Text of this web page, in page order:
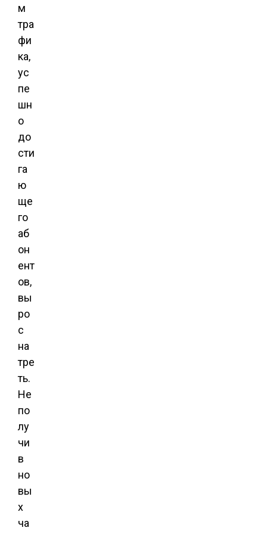
м
тра
фи
ка,
ус
пе
шн
о
до
сти
га
ю
ще
го
аб
он
ент
ов,
вы
ро
с
на
тре
ть.
Не
по
лу
чи
в
но
вы
х
ча